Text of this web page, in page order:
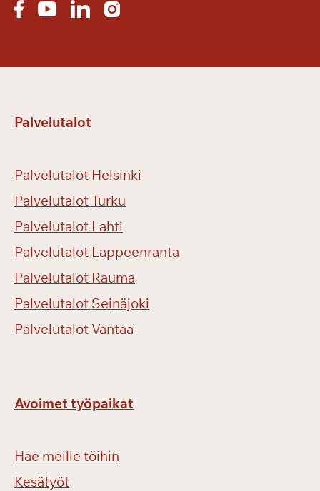
Palvelutalot
Palvelutalot Helsinki
Palvelutalot Turku
Palvelutalot Lahti
Palvelutalot Lappeenranta
Palvelutalot Rauma
Palvelutalot Seinäjoki
Palvelutalot Vantaa
Avoimet työpaikat
Hae meille töihin
Kesätyöt